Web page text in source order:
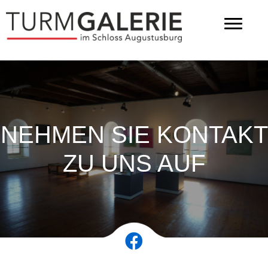
NEHMEN SIE KONTAKT
ZU UNS AUF